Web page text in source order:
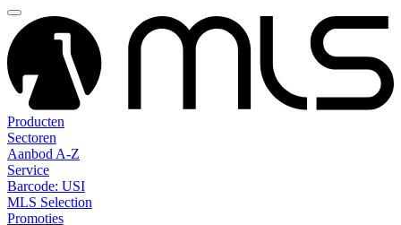
Producten
Sectoren
Aanbod A-Z
Service
Barcode: USI
MLS Selection
Promoties